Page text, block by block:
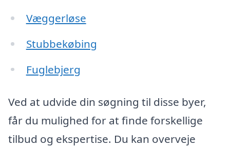
Væggerløse
Stubbekøbing
Fuglebjerg
Ved at udvide din søgning til disse byer,
får du mulighed for at finde forskellige
tilbud og ekspertise. Du kan overveje